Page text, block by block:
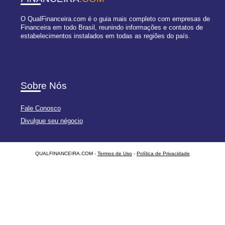
O QualFinanceira.com é o guia mais completo com empresas de
Financeira em todo Brasil, reunindo informações e contatos de
estabelecimentos instalados em todas as regiões do país.
Sobre Nós
Fale Conosco
Divulgue seu négocio
QUALFINANCEIRA.COM - Termos de Uso - Política de Privacidade